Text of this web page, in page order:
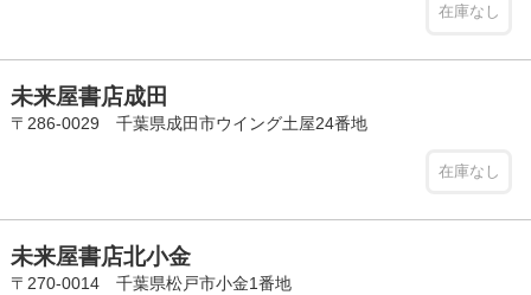
在庫なし
未来屋書店成田
〒286-0029 千葉県成田市ウイング土屋24番地
在庫なし
未来屋書店北小金
〒270-0014 千葉県松戸市小金1番地